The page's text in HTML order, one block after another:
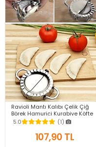
Ravioli Mantı Kalıbı Çelik Çiğ
Börek Hamuriçi Kurabiye Köfte
Press Kalıbı Hamur
Şekillendirici
5.0 (1)
107,90 TL